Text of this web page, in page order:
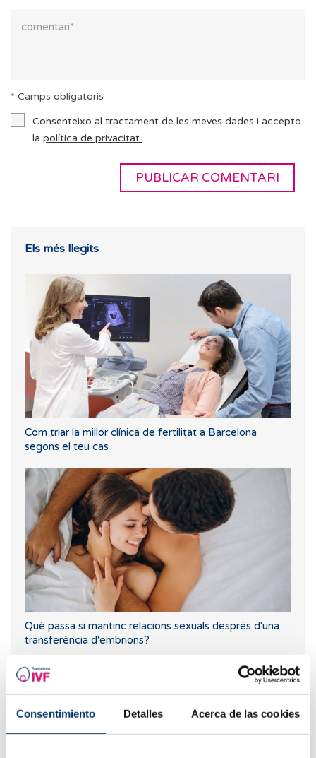
Consentimiento Detalles Acerca de las cookies
* Camps obligatoris
Consenteixo al tractament de les meves dades i accepto
la política de privacitat.
Els més llegits
Com triar la millor clínica de fertilitat a Barcelona
segons el teu cas
Què passa si mantinc relacions sexuals després d'una
transferència d'embrions?